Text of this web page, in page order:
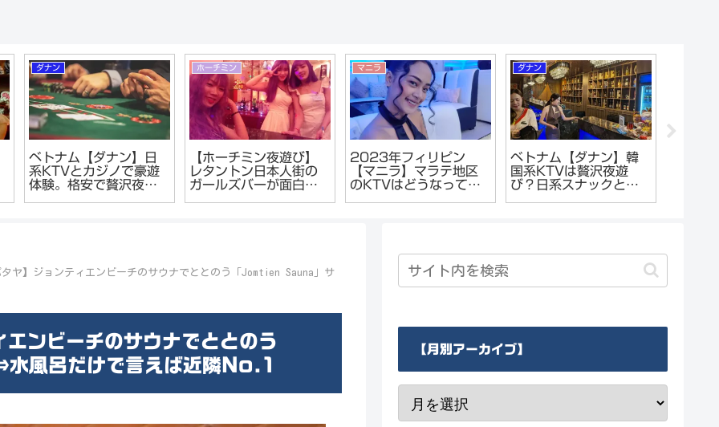
ダナン
ベトナム【ダナン】日
系KTVとカジノで豪遊
体験。格安で贅沢夜遊
ホーチミン
【ホーチミン夜遊び】
レタントン日本人街の
ガールズバーが面白
マニラ
2023年フィリピン
【マニラ】マラテ地区
のKTVはどうなってい
ダナン
ベトナム【ダナン】韓
国系KTVは贅沢夜遊
び？日系スナックとの
ヤ】ジョンティエンビーチのサウナでととのう「Jomtien Sauna」サ
ンビーチのサウナでととのう
呂だけで言えば近隣No.1
【月別アーカイブ】